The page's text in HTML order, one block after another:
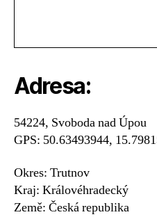
Adresa:
54224, Svoboda nad Úpou
GPS: 50.63493944,
Okres: Trutnov
Kraj: Královéhradecký
Země: Česká republika